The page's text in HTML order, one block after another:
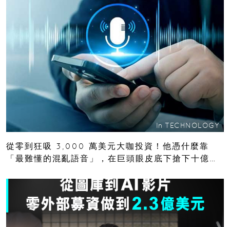
In TECHNOLOGY
從零到狂吸 3,000 萬美元大咖投資！他憑什麼靠
「最難懂的混亂語音」，在巨頭眼皮底下搶下十億人